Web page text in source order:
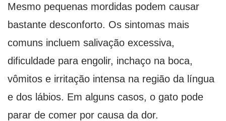
Mesmo pequenas mordidas podem causar
bastante desconforto. Os sintomas mais
comuns incluem salivação excessiva,
dificuldade para engolir, inchaço na boca,
vômitos e irritação intensa na região da língua
e dos lábios. Em alguns casos, o gato pode
parar de comer por causa da dor.